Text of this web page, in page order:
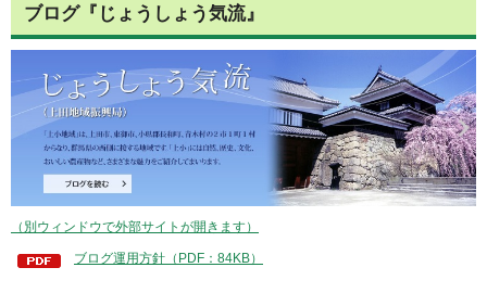
ブログ『じょうしょう気流』
（別ウィンドウで外部サイトが開きます）
ブログ運用方針（PDF：84KB）